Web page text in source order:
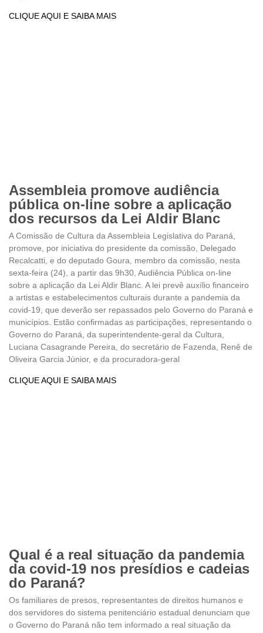
CLIQUE AQUI E SAIBA MAIS
Assembleia promove audiência
pública on-line sobre a aplicação
dos recursos da Lei Aldir Blanc
A Comissão de Cultura da Assembleia Legislativa do Paraná,
promove, por iniciativa do presidente da comissão, Delegado
Recalcatti, e do deputado Goura, membro da comissão, nesta
sexta-feira (24), a partir das 9h30, Audiência Pública on-line
sobre a aplicação da Lei Aldir Blanc. A lei prevê auxílio financeiro
a artistas e estabelecimentos culturais durante a pandemia da
covid-19, que deverão ser repassados pelo Governo do Paraná e
municípios. Estão confirmadas as participações, representando o
Governo do Paraná, da superintendente-geral da Cultura,
Luciana Casagrande Pereira, do secretário de Fazenda, Renê de
Oliveira Garcia Júnior, e da procuradora-geral
CLIQUE AQUI E SAIBA MAIS
Qual é a real situação da pandemia
da covid-19 nos presídios e cadeias
do Paraná?
Os familiares de presos, representantes de direitos humanos e
dos servidores do sistema penitenciário estadual denunciam que
o Governo do Paraná não tem informado a real situação da